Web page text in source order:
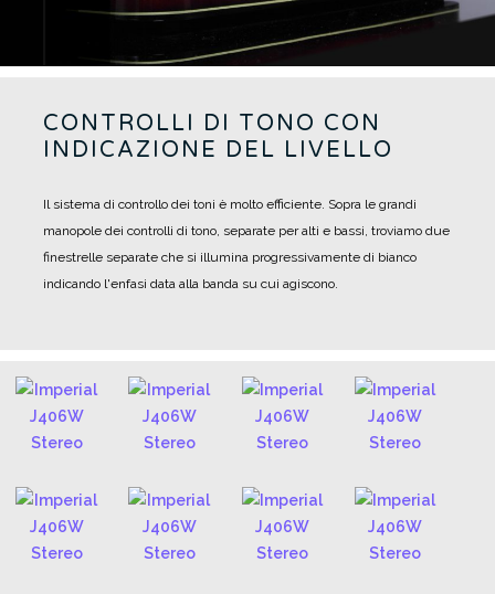
CONTROLLI DI TONO CON
INDICAZIONE DEL LIVELLO
Il sistema di controllo dei toni è molto efficiente. Sopra le grandi
manopole dei controlli di tono, separate per alti e bassi, troviamo due
finestrelle separate che si illumina progressivamente di bianco
indicando l'enfasi data alla banda su cui agiscono.